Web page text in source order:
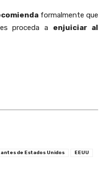
formalmente que
proceda a enjuiciar al
de Estados Unidos EEUU